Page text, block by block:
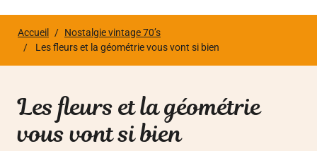
Accueil
Nostalgie vintage 70’s
Les fleurs et la géométrie vous vont si bien
Les fleurs et la géométrie
vous vont si bien